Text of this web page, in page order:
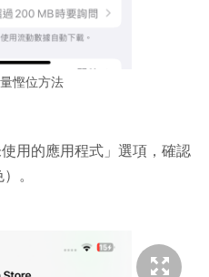
慳位方法
用的應用程式」選項，確認
。